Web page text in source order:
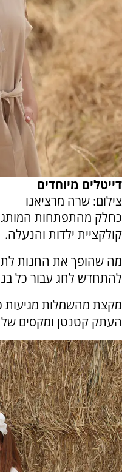
דייטלים מיוחדים
צילום: שרה מרציאנו
כחלק מהתפתחות
קולקציית ילדות והנעלה.
מה שהופך את החנות
להתחדש לחג עבור כל
מקצת מהשמלות מגיעות
העתק קטנטן ומקסים